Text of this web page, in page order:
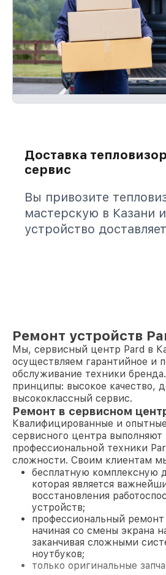
Доставка
сервис
Вы привозите
мастерскую в Казани
устройство
Ремонт устройств
Мы, сервисный центр Pard в
осуществляем гарантийное и
обслуживание техники
принципы: высокое качество,
высококлассный сервис.
Ремонт в сервисном
Квалифицированные и
сервисного центра
профессиональной техники
сложности. Своим клиентам
бесплатную комплексную
которая является
восстановления
устройств;
профессиональный
начиная со смены экрана
заканчивая сложными
ноутбуков;
только оригинальные